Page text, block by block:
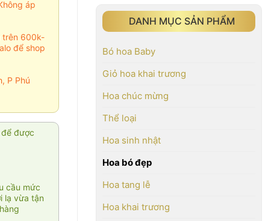
DANH MỤC SẢN PHẨM
Bó hoa Baby
Giỏ hoa khai trương
Hoa chúc mừng
Thể loại
Hoa sinh nhật
Hoa bó đẹp
Hoa tang lễ
Hoa khai trương
áp
trên 600k-
để shop
P Phú
được
cầu mức
lạ vừa tận